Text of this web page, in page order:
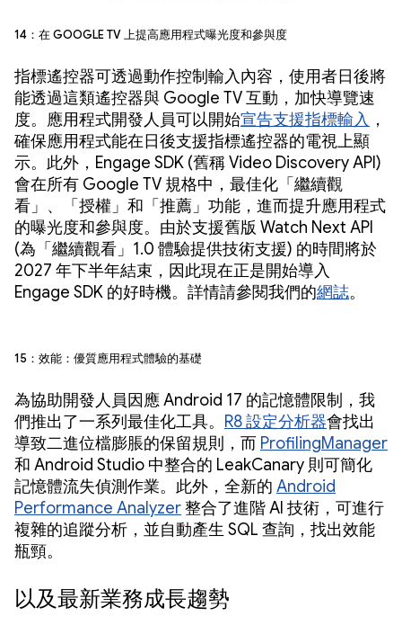
14：在 Google TV 上提高應用程式曝光度和參與度
指標遙控器可透過動作控制輸入內容，使用者日後將
能透過這類遙控器與 Google TV 互動，加快導覽速
度。應用程式開發人員可以開始宣告支援指標輸入 ，
確保應用程式能在日後支援指標遙控器的電視上顯
示。此外，Engage SDK (舊稱 Video Discovery API)
會在所有 Google TV 規格中，最佳化「繼續觀
看」、「授權」和「推薦」功能，進而提升應用程式
的曝光度和參與度。由於支援舊版 Watch Next API
(為「繼續觀看」1.0 體驗提供技術支援) 的時間將於
2027 年下半年結束，因此現在正是開始導入
Engage SDK 的好時機。詳情請參閱我們的網誌。
15：效能：優質應用程式體驗的基礎
為協助開發人員因應 Android 17 的記憶體限制，我
們推出了一系列最佳化工具。 R8 設定分析器會找出
導致二進位檔膨脹的保留規則，而 ProfilingManager
和 Android Studio 中整合的 LeakCanary 則可簡化
記憶體流失偵測作業。此外，全新的 Android
Performance Analyzer整合了進階 AI 技術，可進行
複雜的追蹤分析，並自動產生 SQL 查詢，找出效能
瓶頸。
以及最新業務成長趨勢